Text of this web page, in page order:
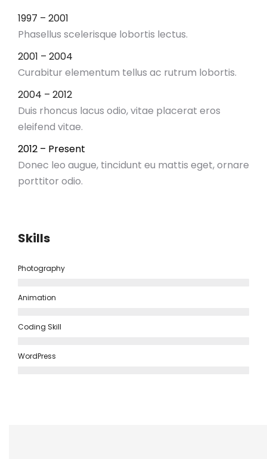
1997 – 2001
Phasellus scelerisque lobortis lectus.
2001 – 2004
Curabitur elementum tellus ac rutrum lobortis.
2004 – 2012
Duis rhoncus lacus odio, vitae placerat eros
eleifend vitae.
2012 – Present
Donec leo augue, tincidunt eu mattis eget, ornare
porttitor odio.
Skills
Photography
Animation
Coding Skill
WordPress